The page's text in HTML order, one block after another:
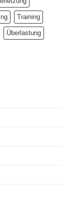
Training
Überlastung